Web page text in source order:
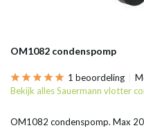
OM1082 condenspomp
1 beoordeling
Bekijk alles Sauermann vlotter
OM1082 condenspomp. Max